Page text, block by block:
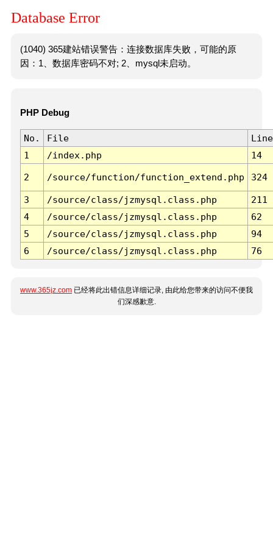
Database Error
(1040) 365建站错误警告：连接数据库失败，可能的原
因：1、数据库密码不对; 2、mysql未启动。
PHP Debug
No. File
Line
1
/index.php 14
2 /source/function/function_extend.php 324
3 /source/class/jzmysql.class.php
211
4
/source/class/jzmysql.class.php
62
5
/source/class/jzmysql.class.php
94
6
/source/class/jzmysql.class.php 76
www.365jz.com 已经将此出错信息详细记录, 由此给您带来的访问不便我
们深感歉意.